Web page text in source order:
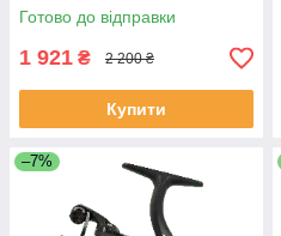
Готово до відправки
1 921 ₴ 2 200 ₴
Купити
–7%